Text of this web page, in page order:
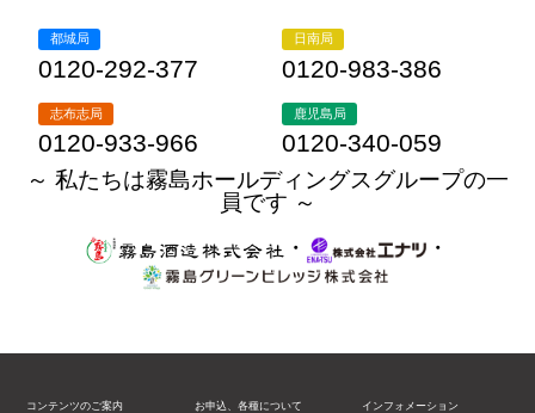
都城局
0120-292-377
日南局
0120-983-386
志布志局
0120-933-966
鹿児島局
0120-340-059
～ 私たちは霧島ホールディングスグループの一
員です ～
・
・
コンテンツのご案内 お申込、各種について インフォメーション